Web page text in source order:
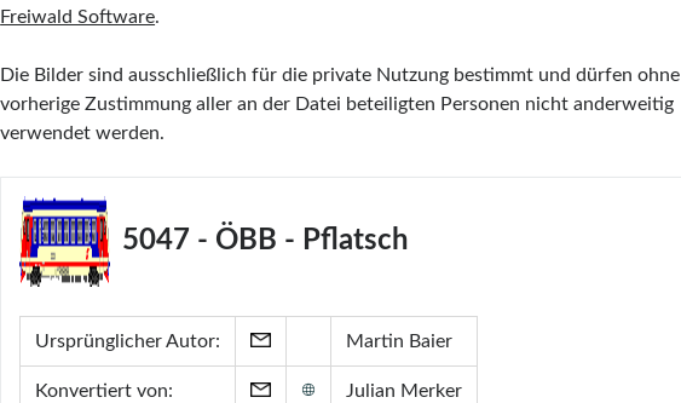
Freiwald Software.
Die Bilder sind ausschließlich für die private Nutzung bestimmt und dürfen ohne
vorherige Zustimmung aller an der Datei beteiligten Personen nicht anderweitig
verwendet werden.
5047 - ÖBB - Pflatsch
Ursprünglicher Autor: Martin Baier
Konvertiert von: Julian Merker